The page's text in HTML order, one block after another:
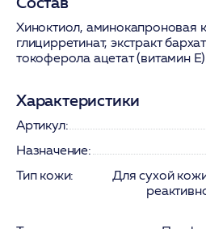
Хиноктиол, аминокапроновая
глицирретинат, экстракт
токоферола ацетат (витамин
Характеристики
Артикул:
Назначение:
Тип кожи:
Для сухой